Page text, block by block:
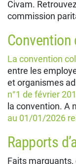
Civam.
commission
La convention
entre les
et organismes
n°1 de février
la convention. A
au 01/01/2026
Rapports
Faits